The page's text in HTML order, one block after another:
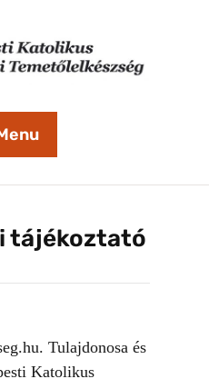
tájékoztató
Tulajdonosa és
Katolikus